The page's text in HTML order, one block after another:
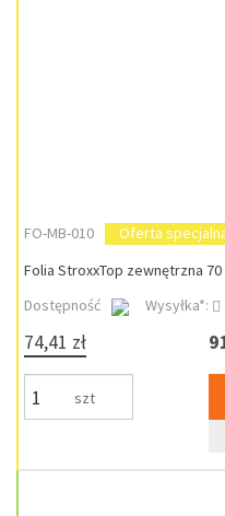
FO-MB-010
Oferta
Folia StroxxTop zewnętrzna 70
Dostępność
Wysyłka*:
74,41 zł
szt